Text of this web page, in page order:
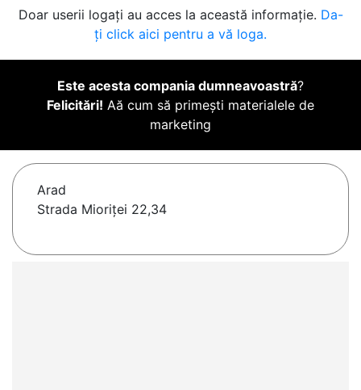
Doar userii logați au acces la această informație. Da-
ți click aici pentru a vă loga.
Este acesta compania dumneavoastră?
Felicitări! Aă cum să primești materialele de
marketing
Arad
Strada Mioriței 22,34